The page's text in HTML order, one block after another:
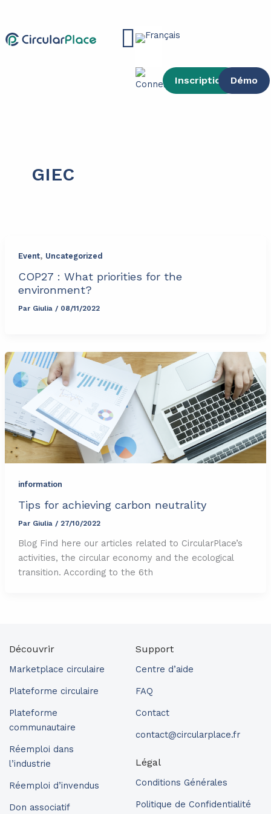
contenu
Main
Inscription Démo
GIEC
Event, Uncategorized
COP27 : What priorities for the
environment?
Par Giulia / 08/11/2022
information
Tips for achieving carbon neutrality
Par Giulia / 27/10/2022
Blog Find here our articles related to CircularPlace’s
activities, the circular economy and the ecological
transition. According to the 6th
Découvrir
Marketplace circulaire
Plateforme circulaire
Plateforme
communautaire
Réemploi dans
l’industrie
Réemploi d’invendus
Don associatif
Support
Centre d’aide
FAQ
Contact
contact@circularplace.fr
Légal
Conditions Générales
Politique de Confidentialité